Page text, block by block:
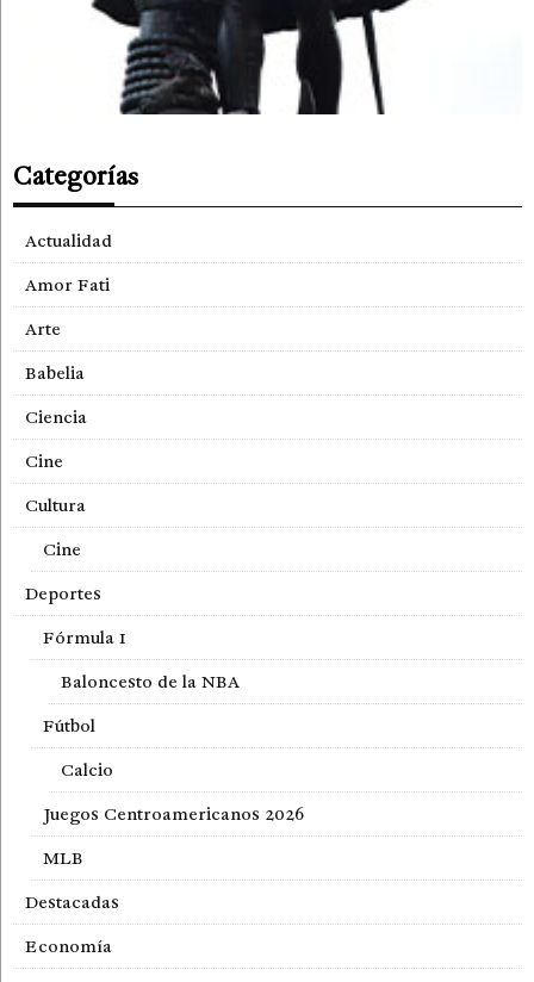
Categorías
Actualidad
Amor Fati
Arte
Babelia
Ciencia
Cine
Cultura
Cine
Deportes
Fórmula 1
Baloncesto de la NBA
Fútbol
Calcio
Juegos Centroamericanos 2026
MLB
Destacadas
Economía